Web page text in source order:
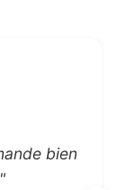
bien